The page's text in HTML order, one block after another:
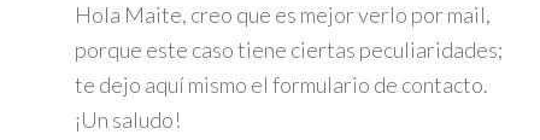
Hola Maite, creo que es mejor verlo por mail,
porque este caso tiene ciertas peculiaridades;
te dejo aquí mismo el formulario de contacto.
¡Un saludo!